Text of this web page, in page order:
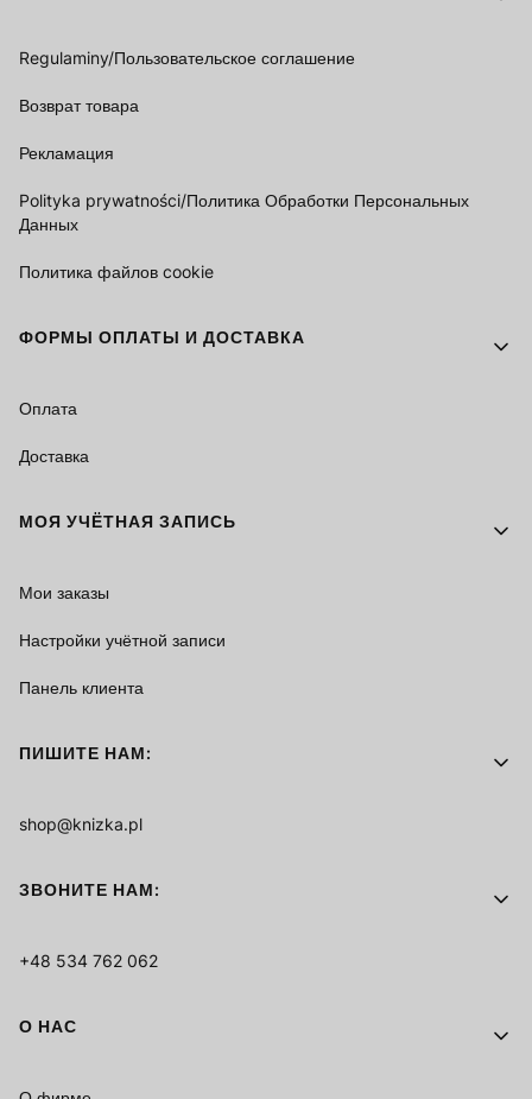
Regulaminy/Пользовательское соглашение
Возврат товара
Рекламация
Polityka prywatności/Политика Обработки Персональных
Данных
Политика файлов cookie
ФОРМЫ ОПЛАТЫ И ДОСТАВКА
Оплата
Доставка
МОЯ УЧЁТНАЯ ЗАПИСЬ
Мои заказы
Настройки учётной записи
Панель клиента
ПИШИТЕ НАМ:
shop@knizka.pl
ЗВОНИТЕ НАМ:
+48 534 762 062
О НАС